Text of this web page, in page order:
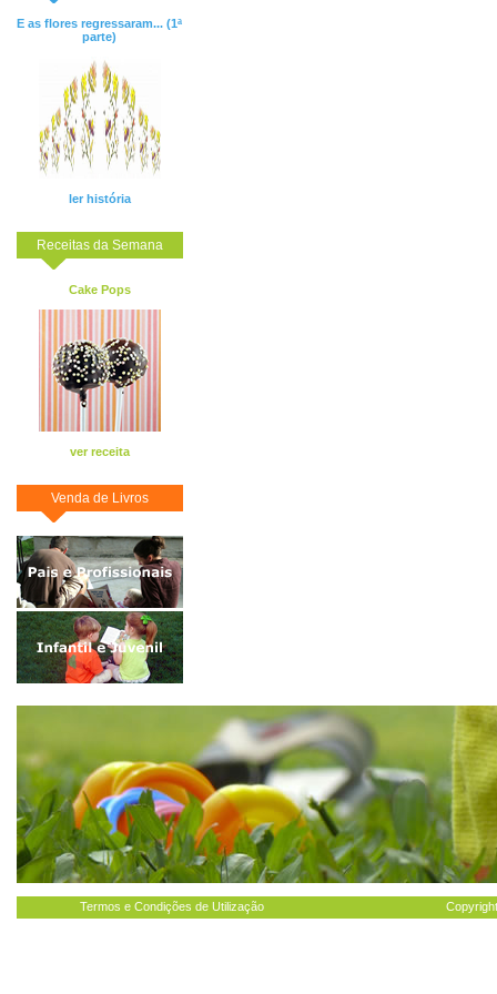
E as flores regressaram... (1ª
parte)
ler história
Receitas da Semana
Cake Pops
ver receita
Venda de Livros
Termos e Condições de Utilização